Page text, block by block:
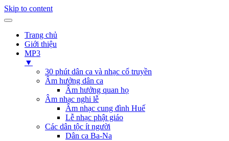
Skip to content
Trang chủ
Giới thiệu
MP3
▼
30 phút dân ca và nhạc cổ truyền
Âm hưởng dân ca
Âm hưởng quan họ
Âm nhạc nghi lễ
Âm nhạc cung đình Huế
Lễ nhạc phật giáo
Các dân tộc ít người
Dân ca Ba-Na